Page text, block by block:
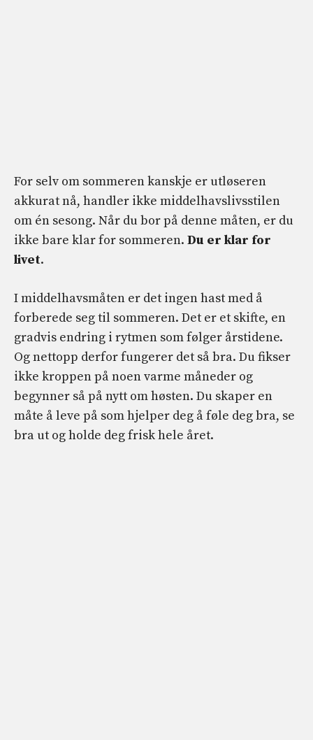
For selv om sommeren kanskje er utløseren
akkurat nå, handler ikke middelhavslivsstilen
om én sesong. Når du bor på denne måten, er du
ikke bare klar for sommeren. Du er klar for
livet.
I middelhavsmåten er det ingen hast med å
forberede seg til sommeren. Det er et skifte, en
gradvis endring i rytmen som følger årstidene.
Og nettopp derfor fungerer det så bra. Du fikser
ikke kroppen på noen varme måneder og
begynner så på nytt om høsten. Du skaper en
måte å leve på som hjelper deg å føle deg bra, se
bra ut og holde deg frisk hele året.